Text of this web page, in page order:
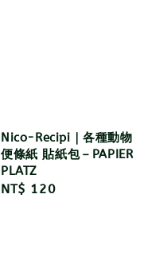
Nico-Recipi｜各種動物
便條紙 貼紙包－PAPIER
PLATZ
Regular
NT$ 120